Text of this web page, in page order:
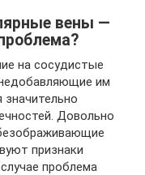
вены —
на сосудистые
им
Довольно
признаки
проблема